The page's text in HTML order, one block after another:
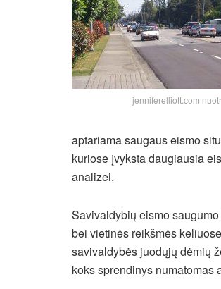
jenniferelliott.com nuotr.
aptariama saugaus eismo
kuriose įvyksta daugiausia
analizei.
Savivaldybių eismo
bei vietinės reikšmės
savivaldybės juodųjų dėmių
koks sprendinys numatomas